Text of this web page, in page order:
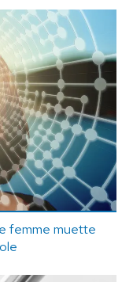
femme muette